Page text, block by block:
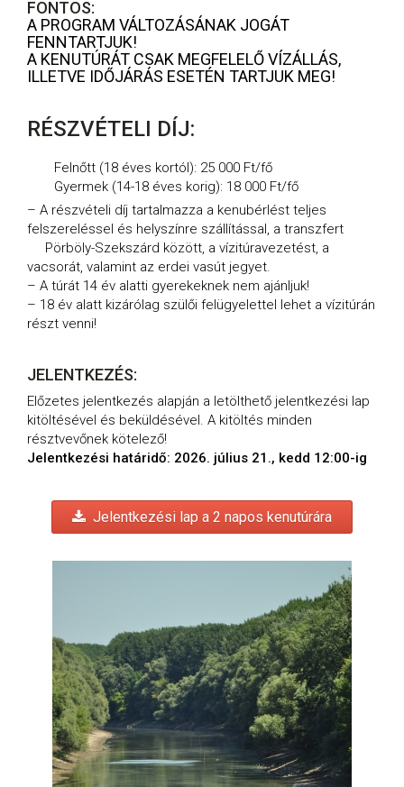
FONTOS:
A PROGRAM VÁLTOZÁSÁNAK JOGÁT
FENNTARTJUK!
A KENUTÚRÁT CSAK MEGFELELŐ VÍZÁLLÁS,
ILLETVE IDŐJÁRÁS ESETÉN TARTJUK MEG!
RÉSZVÉTELI DÍJ:
Felnőtt (18 éves kortól): 25 000 Ft/fő
Gyermek (14-18 éves korig): 18 000 Ft/fő
– A részvételi díj tartalmazza a kenubérlést teljes
felszereléssel és helyszínre szállítással, a transzfert
Pörböly-Szekszárd között, a vízitúravezetést, a
vacsorát, valamint az erdei vasút jegyet.
– A túrát 14 év alatti gyerekeknek nem ajánljuk!
– 18 év alatt kizárólag szülői felügyelettel lehet a vízitúrán
részt venni!
JELENTKEZÉS:
Előzetes jelentkezés alapján a letölthető jelentkezési lap
kitöltésével és beküldésével. A kitöltés minden
résztvevőnek kötelező!
Jelentkezési határidő: 2026. július 21., kedd 12:00-ig
Jelentkezési lap a 2 napos kenutúrára